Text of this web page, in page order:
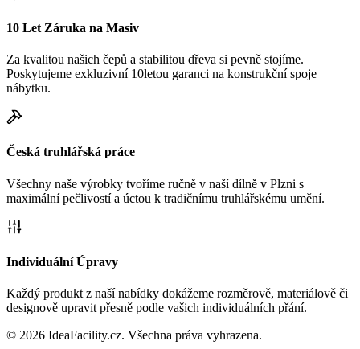
10 Let Záruka na Masiv
Za kvalitou našich čepů a stabilitou dřeva si pevně stojíme.
Poskytujeme exkluzivní 10letou garanci na konstrukční spoje
nábytku.
Česká truhlářská práce
Všechny naše výrobky tvoříme ručně v naší dílně v Plzni s
maximální pečlivostí a úctou k tradičnímu truhlářskému umění.
Individuální Úpravy
Každý produkt z naší nabídky dokážeme rozměrově, materiálově či
designově upravit přesně podle vašich individuálních přání.
© 2026 IdeaFacility.cz. Všechna práva vyhrazena.